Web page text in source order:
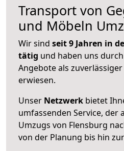
Transport von
und Möbeln
Wir sind seit 9 Jahren in
tätig und haben uns
Angebote als
erwiesen.
Unser Netzwerk bietet
umfassenden Service, der
Umzugs von Flensburg
von der Planung bis hin